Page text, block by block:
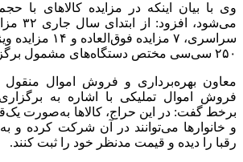
وی با بیان اینکه در مزایده کالاهای با
سراسری، ۷ مزایده
۲۵۰ سی‌سی مختص دستگاه‌های مشمول برگزار شده است.
معاون بهره‌برداری و فروش اموال
فروش اموال تملیکی با اشاره به
برخط گفت: در این حراج، کالاها به‌صورت
و خانوارها می‌توانند در آن شرکت کرده
رقبا را دیده و قیمت مدنظر خود را ثبت کنند.